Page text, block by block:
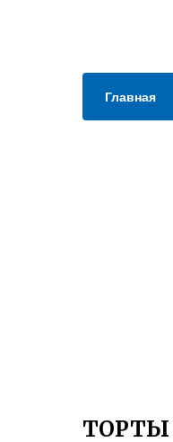
Главная